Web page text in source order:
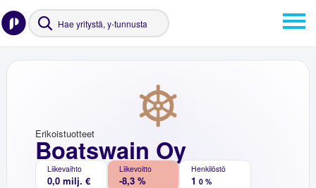
Boatswain Oy
Erikoistuotteet
Liikevaihto
0,0 milj. €
Liikevoitto
-8,3 %
Henkilöstö
1 0 %